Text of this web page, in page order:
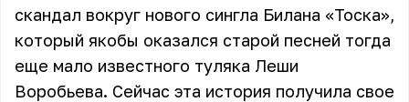
скандал вокруг нового сингла Билана «Тоска»,
который якобы оказался старой песней тогда
еще мало известного туляка Леши
Воробьева. Сейчас эта история получила свое